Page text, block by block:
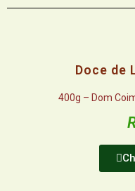
Doce de
400g – Dom